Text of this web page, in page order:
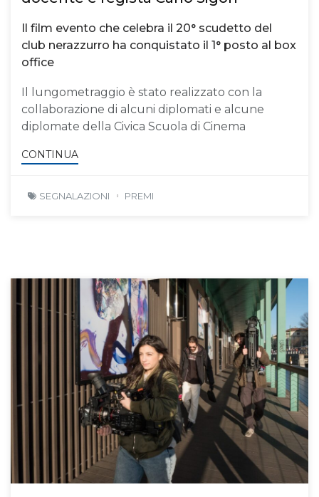
Il film evento che celebra il 20° scudetto del
club nerazzurro ha conquistato il 1° posto al box
office
Il lungometraggio è stato realizzato con la
collaborazione di alcuni diplomati e alcune
diplomate della Civica Scuola di Cinema
CONTINUA
SEGNALAZIONI PREMI